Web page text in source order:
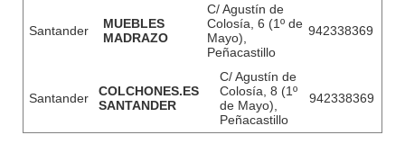
Santander
MUEBLES
MADRAZO
C/ Agustín de
Colosía, 6 (1º de
Mayo),
Peñacastillo
942338369
Santander
COLCHONES.ES
SANTANDER
C/ Agustín de
Colosía, 8 (1º
de Mayo),
Peñacastillo
942338369